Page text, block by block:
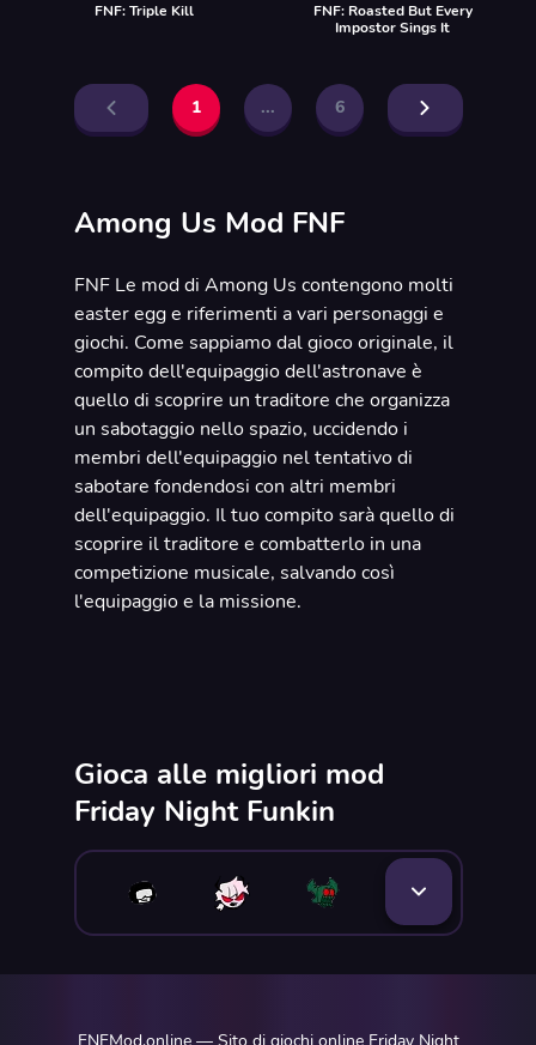
FNF: Triple Kill
FNF: Roasted But Every
Impostor Sings It
1 ... 6
Among Us Mod FNF
FNF Le mod di Among Us contengono molti
easter egg e riferimenti a vari personaggi e
giochi. Come sappiamo dal gioco originale, il
compito dell'equipaggio dell'astronave è
quello di scoprire un traditore che organizza
un sabotaggio nello spazio, uccidendo i
membri dell'equipaggio nel tentativo di
sabotare fondendosi con altri membri
dell'equipaggio. Il tuo compito sarà quello di
scoprire il traditore e combatterlo in una
competizione musicale, salvando così
l'equipaggio e la missione.
Gioca alle migliori mod
Friday Night Funkin